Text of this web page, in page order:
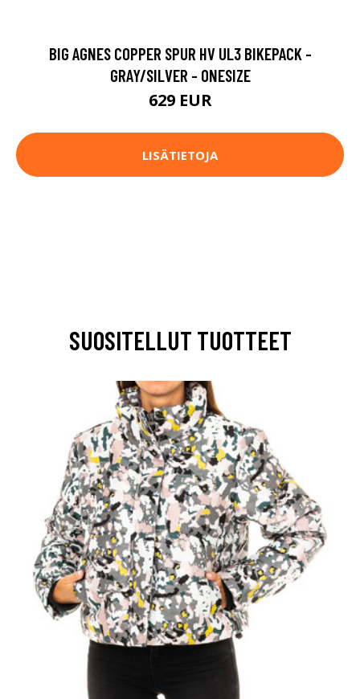
BIG AGNES COPPER SPUR HV UL3 BIKEPACK -
GRAY/SILVER - ONESIZE
629 EUR
LISÄTIETOJA
SUOSITELLUT TUOTTEET